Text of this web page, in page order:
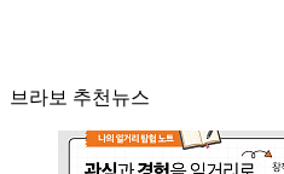
브라보 추천뉴스